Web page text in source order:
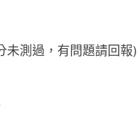
未測過，有問題請回報)